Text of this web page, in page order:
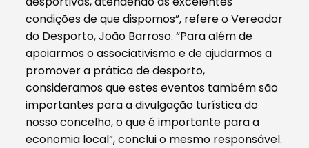
condições de que dispomos”, refere o Vereador
do Desporto, João Barroso. “Para além de
apoiarmos o associativismo e de ajudarmos a
promover a prática de desporto,
consideramos que estes eventos também são
importantes para a divulgação turística do
nosso concelho, o que é importante para a
economia local”, conclui o mesmo responsável.